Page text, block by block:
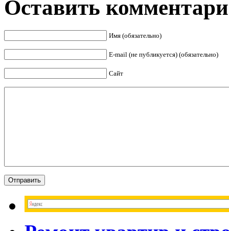
Оставить
Имя (обязательно)
E-mail (не публикуется) (обязательно)
Сайт